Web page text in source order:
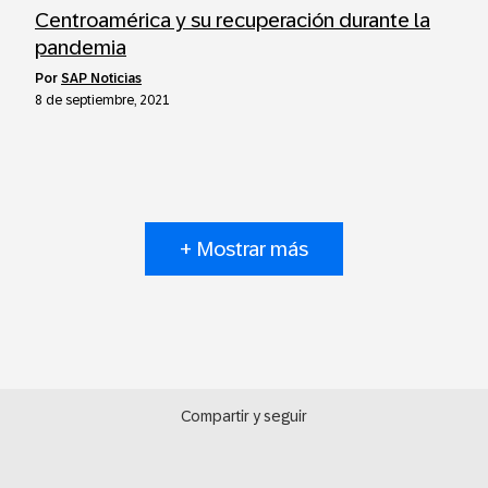
Centroamérica y su recuperación durante la
pandemia
por SAP Noticias
8 de septiembre, 2021
+ Mostrar más
Compartir y seguir